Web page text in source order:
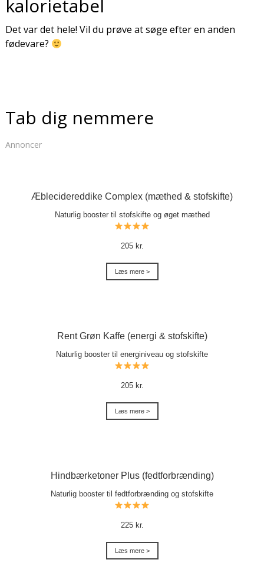
kalorietabel
Det var det hele! Vil du prøve at søge efter en anden
fødevare?
Tab dig nemmere
Annoncer
Æblecidereddike Complex (mæthed & stofskifte)
Naturlig booster til stofskifte og øget mæthed
205 kr.
Læs mere >
Rent Grøn Kaffe (energi & stofskifte)
Naturlig booster til energiniveau og stofskifte
205 kr.
Læs mere >
Hindbærketoner Plus (fedtforbrænding)
Naturlig booster til fedtforbrænding og stofskifte
225 kr.
Læs mere >